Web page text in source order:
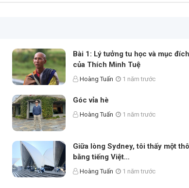
Bài 1: Lý tưởng tu học và mục
của Thích Minh Tuệ
Hoàng Tuấn 1 năm trước
Góc vỉa hè
Hoàng Tuấn 1 năm trước
Giữa lòng Sydney, tôi thấy một
bằng tiếng Việt…
Hoàng Tuấn 1 năm trước